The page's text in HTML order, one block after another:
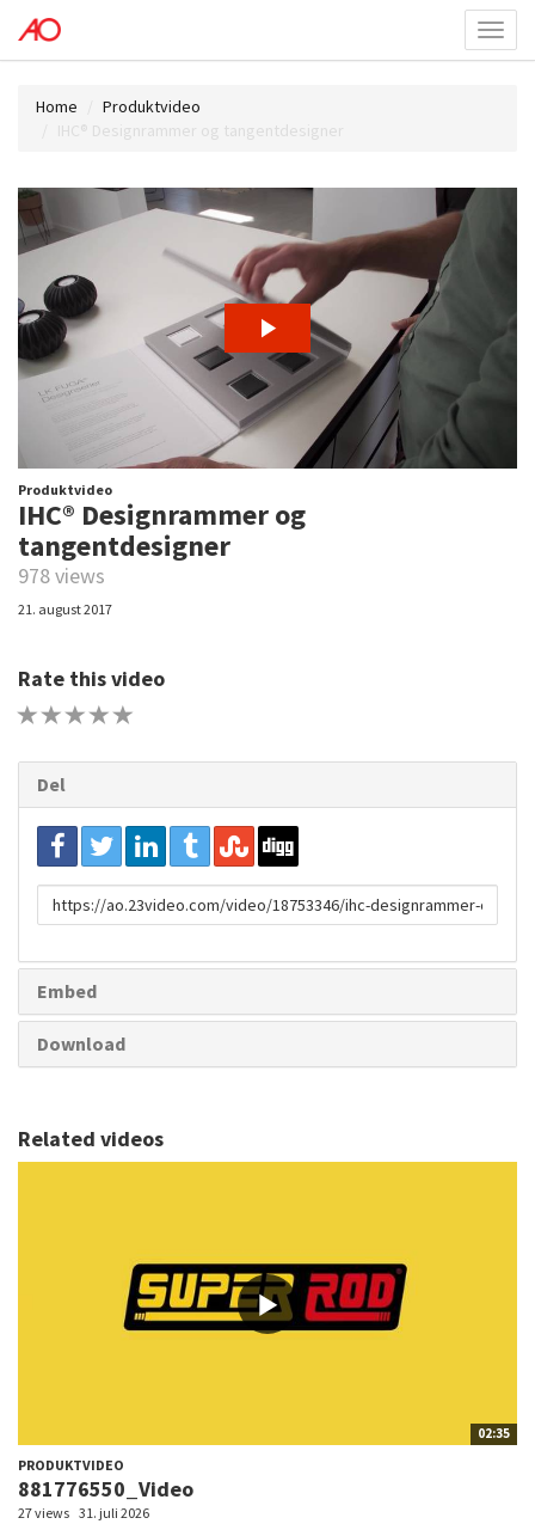
menu
Home
Produktvideo
IHC® Designrammer og tangentdesigner
Produktvideo
IHC® Designrammer og
tangentdesigner
978 views
21. august 2017
Rate this video
Del
URL
to
Embed
Download
Related videos
02:35
PRODUKTVIDEO
881776550_Video
27 views 31. juli 2026